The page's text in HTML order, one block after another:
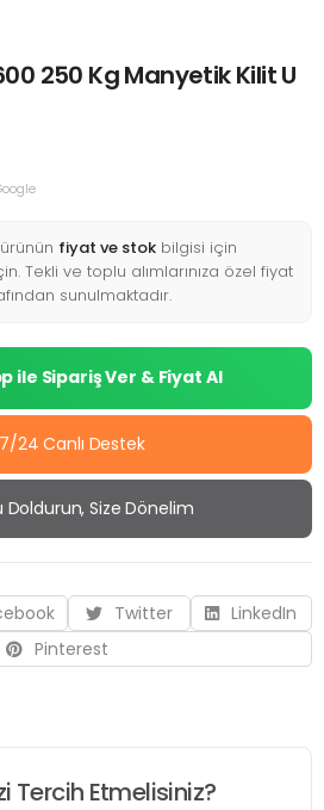
250 Kg Manyetik Kilit U
fiyat ve stok bilgisi için
Tekli ve toplu alımlarınıza özel fiyat
sunulmaktadır.
ile Sipariş Ver & Fiyat Al
7/24 Canlı Destek
Doldurun, Size Dönelim
Twitter
LinkedIn
Pinterest
Tercih Etmelisiniz?